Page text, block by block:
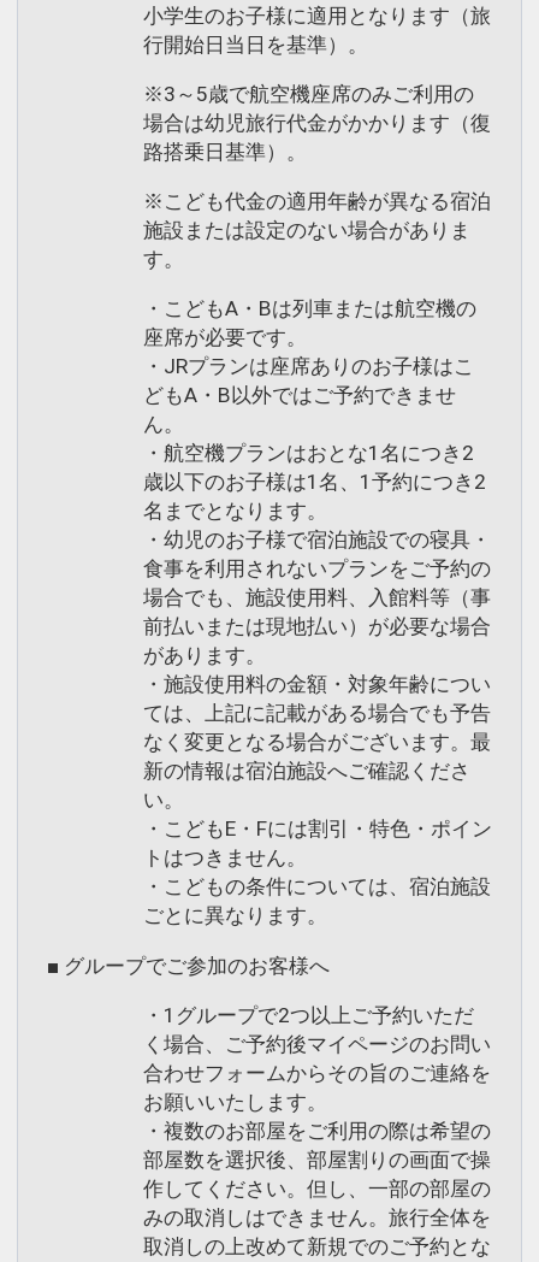
小学生のお子様に適用となります（旅
行開始日当日を基準）。
※3～5歳で航空機座席のみご利用の
場合は幼児旅行代金がかかります（復
路搭乗日基準）。
※こども代金の適用年齢が異なる宿泊
施設または設定のない場合がありま
す。
・こどもA・Bは列車または航空機の
座席が必要です。
・JRプランは座席ありのお子様はこ
どもA・B以外ではご予約できませ
ん。
・航空機プランはおとな1名につき2
歳以下のお子様は1名、1予約につき2
名までとなります。
・幼児のお子様で宿泊施設での寝具・
食事を利用されないプランをご予約の
場合でも、施設使用料、入館料等（事
前払いまたは現地払い）が必要な場合
があります。
・施設使用料の金額・対象年齢につい
ては、上記に記載がある場合でも予告
なく変更となる場合がございます。最
新の情報は宿泊施設へご確認くださ
い。
・こどもE・Fには割引・特色・ポイン
トはつきません。
・こどもの条件については、宿泊施設
ごとに異なります。
■ グループでご参加のお客様へ
・1グループで2つ以上ご予約いただ
く場合、ご予約後マイページのお問い
合わせフォームからその旨のご連絡を
お願いいたします。
・複数のお部屋をご利用の際は希望の
部屋数を選択後、部屋割りの画面で操
作してください。但し、一部の部屋の
みの取消しはできません。旅行全体を
取消しの上改めて新規でのご予約とな